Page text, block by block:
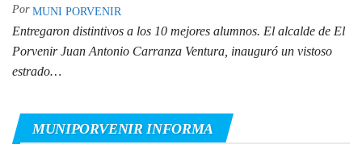
Por MUNI PORVENIR
Entregaron distintivos a los 10 mejores alumnos. El alcalde de El
Porvenir Juan Antonio Carranza Ventura, inauguró un vistoso
estrado…
MUNIPORVENIR INFORMA